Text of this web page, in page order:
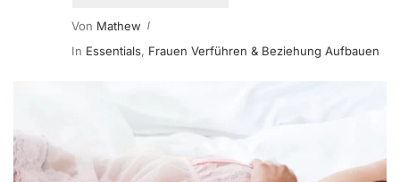
Von Mathew
In Essentials, Frauen Verführen & Beziehung Aufbauen